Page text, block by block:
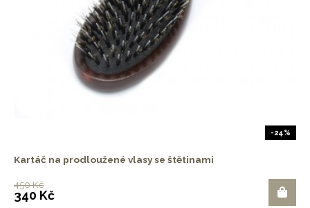
-24%
Kartáč na prodloužené vlasy se štětinami
450 Kč
340 Kč